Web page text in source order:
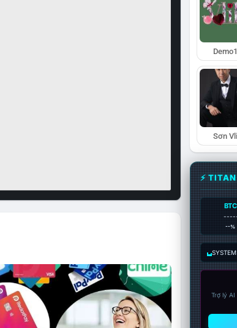
Sơn
⚡
BTC
--%
Trợ lý